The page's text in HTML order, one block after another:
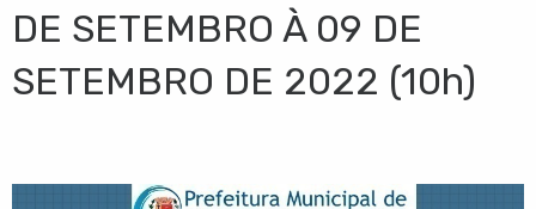
DE SETEMBRO À 09 DE
SETEMBRO DE 2022 (10h)